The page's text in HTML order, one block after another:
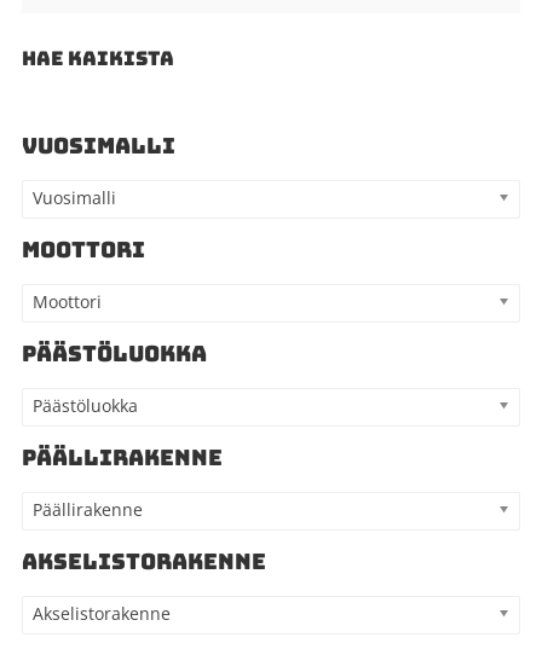
HAE KAIKISTA
VUOSIMALLI
Vuosimalli
MOOTTORI
Moottori
PÄÄSTÖLUOKKA
Päästöluokka
PÄÄLLIRAKENNE
Päällirakenne
AKSELISTORAKENNE
Akselistorakenne